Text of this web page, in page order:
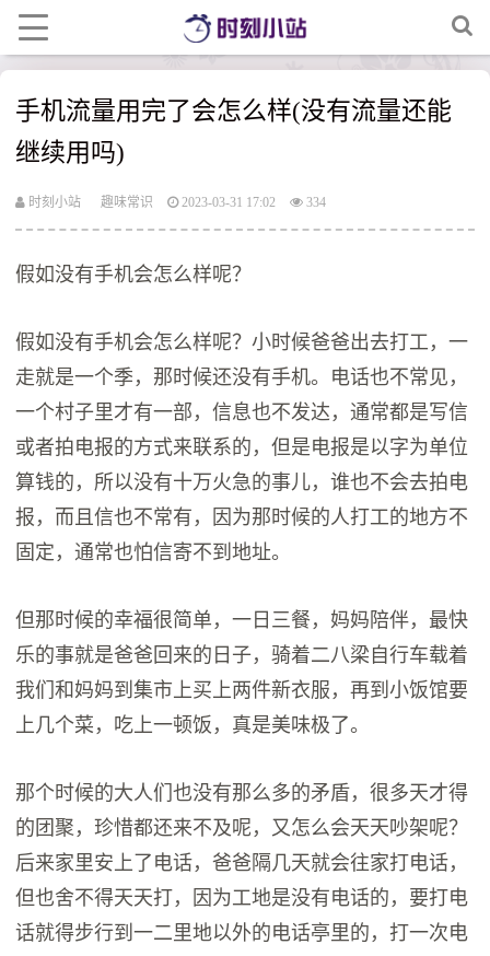
手机流量用完了会怎么样(没有流量还能
继续用吗)
时刻小站 趣味常识 2023-03-31 17:02 334
假如没有手机会怎么样呢？
假如没有手机会怎么样呢？小时候爸爸出去打工，一
走就是一个季，那时候还没有手机。电话也不常见，
一个村子里才有一部，信息也不发达，通常都是写信
或者拍电报的方式来联系的，但是电报是以字为单位
算钱的，所以没有十万火急的事儿，谁也不会去拍电
报，而且信也不常有，因为那时候的人打工的地方不
固定，通常也怕信寄不到地址。
但那时候的幸福很简单，一日三餐，妈妈陪伴，最快
乐的事就是爸爸回来的日子，骑着二八梁自行车载着
我们和妈妈到集市上买上两件新衣服，再到小饭馆要
上几个菜，吃上一顿饭，真是美味极了。
那个时候的大人们也没有那么多的矛盾，很多天才得
的团聚，珍惜都还来不及呢，又怎么会天天吵架呢？
后来家里安上了电话，爸爸隔几天就会往家打电话，
但也舍不得天天打，因为工地是没有电话的，要打电
话就得步行到一二里地以外的电话亭里的，打一次电